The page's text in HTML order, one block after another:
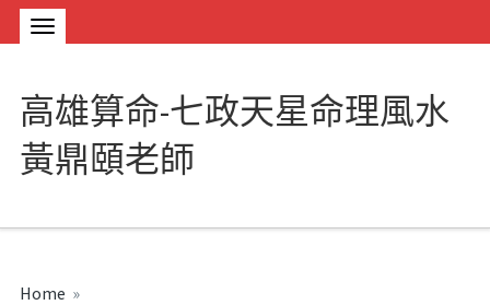
高雄算命-七政天星命理風水
黃鼎頤老師
Home »